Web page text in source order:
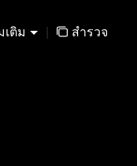
เติม | สำรวจ